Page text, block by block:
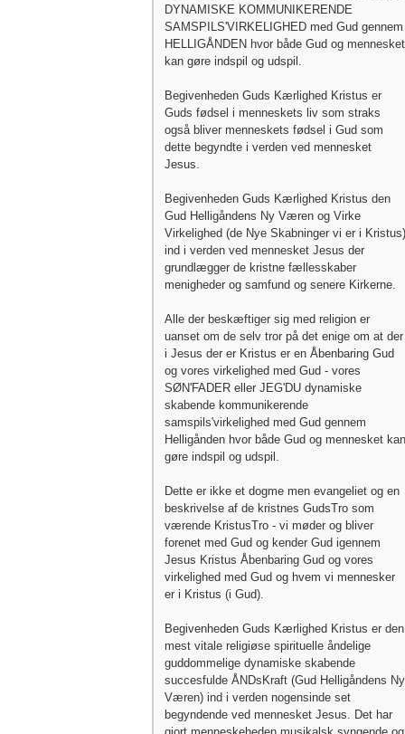
DYNAMISKE KOMMUNIKERENDE
SAMSPILS'VIRKELIGHED med Gud gennem
HELLIGÅNDEN hvor både Gud og mennesket
kan gøre indspil og udspil.
Begivenheden Guds Kærlighed Kristus er
Guds fødsel i menneskets liv som straks
også bliver menneskets fødsel i Gud som
dette begyndte i verden ved mennesket
Jesus.
Begivenheden Guds Kærlighed Kristus den
Gud Helligåndens Ny Væren og Virke
Virkelighed (de Nye Skabninger vi er i Kristus)
ind i verden ved mennesket Jesus der
grundlægger de kristne fællesskaber
menigheder og samfund og senere Kirkerne.
Alle der beskæftiger sig med religion er
uanset om de selv tror på det enige om at der
i Jesus der er Kristus er en Åbenbaring Gud
og vores virkelighed med Gud - vores
SØN'FADER eller JEG'DU dynamiske
skabende kommunikerende
samspils'virkelighed med Gud gennem
Helligånden hvor både Gud og mennesket kan
gøre indspil og udspil.
Dette er ikke et dogme men evangeliet og en
beskrivelse af de kristnes GudsTro som
værende KristusTro - vi møder og bliver
forenet med Gud og kender Gud igennem
Jesus Kristus Åbenbaring Gud og vores
virkelighed med Gud og hvem vi mennesker
er i Kristus (i Gud).
Begivenheden Guds Kærlighed Kristus er den
mest vitale religiøse spirituelle åndelige
guddommelige dynamiske skabende
succesfulde ÅNDsKraft (Gud Helligåndens Ny
Væren) ind i verden nogensinde set
begyndende ved mennesket Jesus. Det har